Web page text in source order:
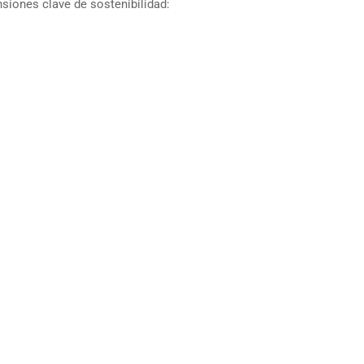
clave de sostenibilidad: